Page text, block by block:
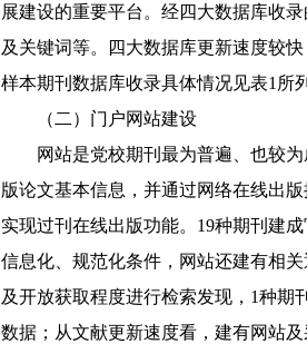
展建设的重要平台。经四大数据库收
及关键词等。四大数据库更新速度较
样本期刊数据库收录具体情况见表1所列
（二）门户网站建设
网站是党校期刊最为普遍、也较
版论文基本信息，并通过网络在线出
实现过刊在线出版功能。19种期刊建
信息化、规范化条件，网站还建有相
及开放获取程度进行检索发现，1种期
数据；从文献更新速度看，建有网站